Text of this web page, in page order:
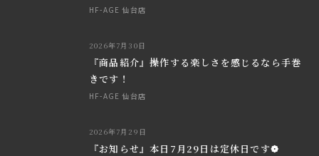
HF-AGE 仙台店
2026年7月30日
『商品紹介』操作する楽しさを感じるなら手巻
きです！
HF-AGE 仙台店
2026年7月29日
『お知らせ』本日7月29日は定休日です❁